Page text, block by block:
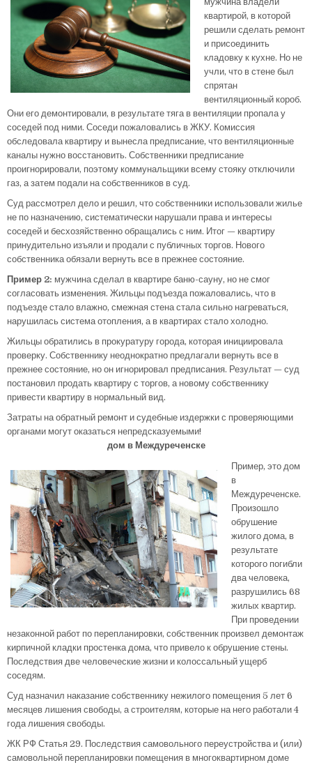
квартирой, в которой
решили сделать ремонт
и присоединить
кладовку к кухне. Но не
учли, что в стене был
спрятан
вентиляционный короб.
Они его демонтировали, в результате тяга в вентиляции пропала у
соседей под ними. Соседи пожаловались в ЖКУ. Комиссия
обследовала квартиру и вынесла предписание, что вентиляционные
каналы нужно восстановить. Собственники предписание
проигнорировали, поэтому коммунальщики всему стояку отключили
газ, а затем подали на собственников в суд.
Суд рассмотрел дело и решил, что собственники использовали жилье
не по назначению, систематически нарушали права и интересы
соседей и бесхозяйственно обращались с ним. Итог — квартиру
принудительно изъяли и продали с публичных торгов. Нового
собственника обязали вернуть все в прежнее состояние.
Пример 2: мужчина сделал в квартире баню-сауну, но не смог
согласовать изменения. Жильцы подъезда пожаловались, что в
подъезде стало влажно, смежная стена стала сильно нагреваться,
нарушилась система отопления, а в квартирах стало холодно.
Жильцы обратились в прокуратуру города, которая инициировала
проверку. Собственнику неоднократно предлагали вернуть все в
прежнее состояние, но он игнорировал предписания. Результат — суд
постановил продать квартиру с торгов, а новому собственнику
привести квартиру в нормальный вид.
Затраты на обратный ремонт и судебные издержки с проверяющими
органами могут оказаться непредсказуемыми!
дом в Междуреченске
Пример, это дом
в
Междуреченске.
Произошло
обрушение
жилого дома, в
результате
которого погибли
два человека,
разрушились 68
жилых квартир.
При проведении
незаконной работ по перепланировки, собственник произвел демонтаж
кирпичной кладки простенка дома, что привело к обрушение стены.
Последствия две человеческие жизни и колоссальный ущерб
соседям.
Суд назначил наказание собственнику нежилого помещения 5 лет 6
месяцев лишения свободы, а строителям, которые на него работали 4
года лишения свободы.
ЖК РФ Статья 29. Последствия самовольного переустройства и (или)
самовольной перепланировки помещения в многоквартирном доме